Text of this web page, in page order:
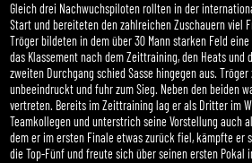
Gleich drei Nachwuchspiloten rollten in der
Start und bereiteten den zahlreichen Zuschauern viel
Tröger bildeten in dem über 30 Mann starken Feld
das Klassement nach dem Zeittraining, den Heats und
zweiten Durchgang schied Sasse hingegen aus.
unbeeindruckt und fuhr zum Sieg. Neben den beiden
vertreten. Bereits im Zeittraining lag er als Dritter im
Teamkollegen und unterstrich seine Vorstellung auch
dem er im ersten Finale etwas zurück fiel, kämpfte er
die Top-Fünf und freute sich über seinen ersten Pokal